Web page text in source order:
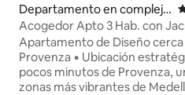
Departamento en complejo
residencial en El Tesoro
Acogedor Apto 3 Hab. con
Provenza
Apartamento de Diseño cerca
Provenza ▪️ Ubicación estratégica: A
pocos minutos de Provenza,
zonas más vibrantes de